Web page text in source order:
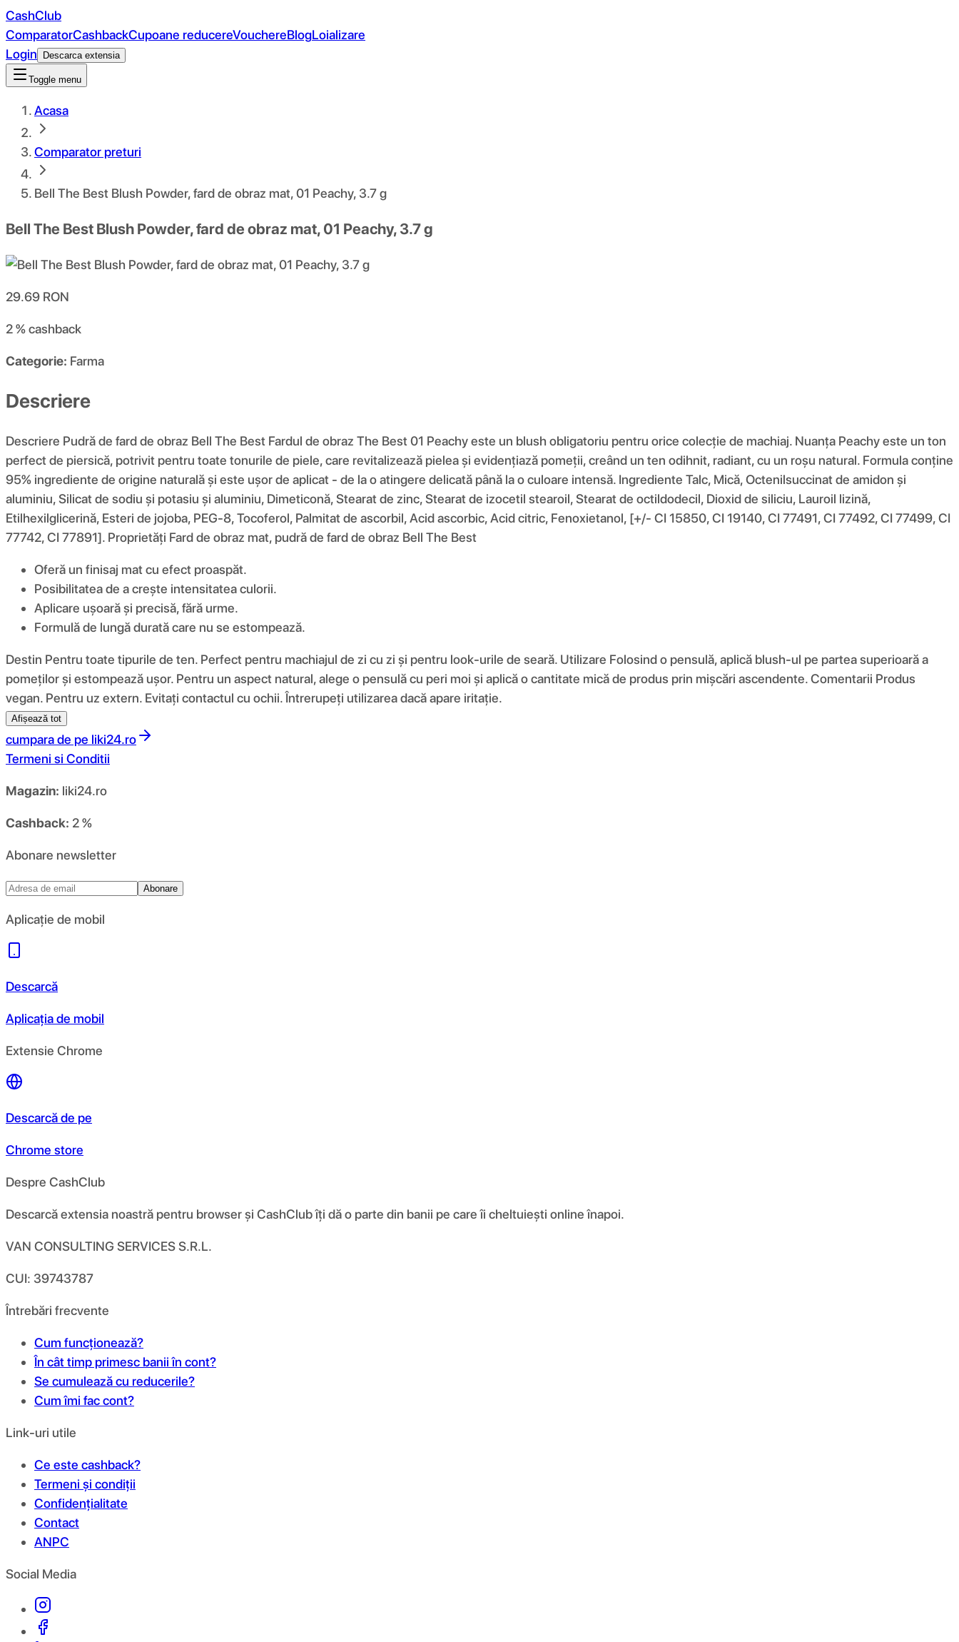
CashClub
ComparatorCashbackCupoane reducereVouchereBlogLoializare
Login
Descarca extensia
Toggle menu
Acasa
Comparator preturi
Bell The Best Blush Powder, fard de obraz mat, 01 Peachy, 3.7 g
Bell The Best Blush Powder, fard de obraz mat, 01 Peachy, 3.7 g
29.69 RON
2 %cashback
Categorie: Farma
Descriere
Descriere Pudră de fard de obraz Bell The Best Fardul de obraz The Best 01 Peachy este un blush obligatoriu pentru orice colecție de machiaj. Nuanța Peachy este un ton
perfect de piersică, potrivit pentru toate tonurile de piele, care revitalizează pielea și evidențiază pomeții, creând un ten odihnit, radiant, cu un roșu natural. Formula conține
95% ingrediente de origine naturală și este ușor de aplicat - de la o atingere delicată până la o culoare intensă. Ingrediente Talc, Mică, Octenilsuccinat de amidon și
aluminiu, Silicat de sodiu și potasiu și aluminiu, Dimeticonă, Stearat de zinc, Stearat de izocetil stearoil, Stearat de octildodecil, Dioxid de siliciu, Lauroil lizină,
Etilhexilglicerină, Esteri de jojoba, PEG-8, Tocoferol, Palmitat de ascorbil, Acid ascorbic, Acid citric, Fenoxietanol, [+/- CI 15850, CI 19140, CI 77491, CI 77492, CI 77499, CI
77742, CI 77891]. Proprietăți Fard de obraz mat, pudră de fard de obraz Bell The Best
Oferă un finisaj mat cu efect proaspăt.
Posibilitatea de a crește intensitatea culorii.
Aplicare ușoară și precisă, fără urme.
Formulă de lungă durată care nu se estompează.
Destin Pentru toate tipurile de ten. Perfect pentru machiajul de zi cu zi și pentru look-urile de seară. Utilizare Folosind o pensulă, aplică blush-ul pe partea superioară a
pomeților și estompează ușor. Pentru un aspect natural, alege o pensulă cu peri moi și aplică o cantitate mică de produs prin mișcări ascendente. Comentarii Produs
vegan. Pentru uz extern. Evitați contactul cu ochii. Întrerupeți utilizarea dacă apare iritație.
Afișează tot
cumpara de pe liki24.ro
Termeni si Conditii
Magazin: liki24.ro
Cashback: 2 %
Abonare newsletter
Abonare
Aplicație de mobil
Descarcă
Aplicația de mobil
Extensie Chrome
Descarcă de pe
Chrome store
Despre CashClub
Descarcă extensia noastră pentru browser și CashClub îți dă o parte din banii pe care îi cheltuiești online înapoi.
VAN CONSULTING SERVICES S.R.L.
CUI: 39743787
Întrebări frecvente
Cum funcționează?
În cât timp primesc banii în cont?
Se cumulează cu reducerile?
Cum îmi fac cont?
Link-uri utile
Ce este cashback?
Termeni și condiții
Confidențialitate
Contact
ANPC
Social Media